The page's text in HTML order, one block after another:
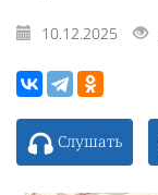
10.12.2025
Слушать